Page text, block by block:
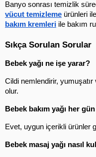
Banyo sonrası temizlik
vücut temizleme
bakım kremleri ile bakım
Sıkça Sorulan Sorular
Bebek yağı ne işe yarar?
Cildi nemlendirir,
olur.
Bebek bakım yağı her
Evet, uygun içerikli ürünler
Bebek masaj yağı nasıl